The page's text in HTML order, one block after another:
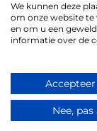
We kunnen deze
om onze website te
en om u een
informatie over de
Accepteer
Nee, pas